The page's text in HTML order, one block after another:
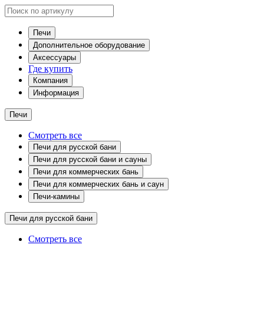
Печи
Дополнительное оборудование
Аксессуары
Где купить
Компания
Информация
Печи
Смотреть все
Печи для русской бани
Печи для русской бани и сауны
Печи для коммерческих бань
Печи для коммерческих бань и саун
Печи-камины
Печи для русской бани
Смотреть все